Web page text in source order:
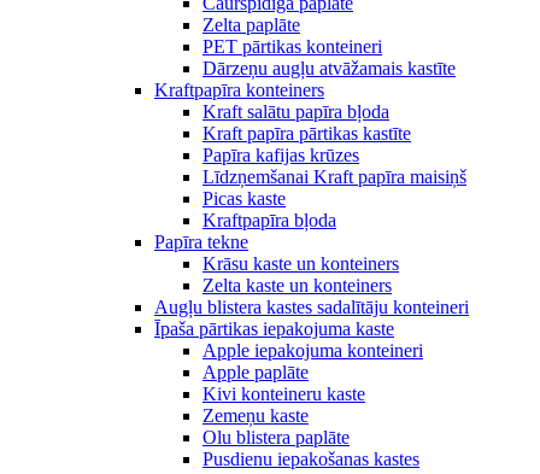
Zelta paplāte
PET pārtikas konteineri
Dārzeņu augļu atvāžamais kastīte
Kraftpapīra konteiners
Kraft salātu papīra bļoda
Kraft papīra pārtikas kastīte
Papīra kafijas krūzes
Līdzņemšanai Kraft papīra maisiņš
Picas kaste
Kraftpapīra bļoda
Papīra tekne
Krāsu kaste un konteiners
Zelta kaste un konteiners
Augļu blistera kastes sadalītāju konteineri
Īpaša pārtikas iepakojuma kaste
Apple iepakojuma konteineri
Apple paplāte
Kivi konteineru kaste
Zemeņu kaste
Olu blistera paplāte
Pusdienu iepakošanas kastes